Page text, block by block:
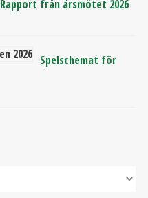
Rapport från årsmötet 2026
Spelschemat för